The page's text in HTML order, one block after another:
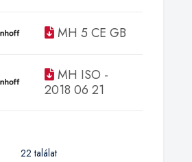
MH 5 CE GB
MH ISO -
2018 06 21
22 találat